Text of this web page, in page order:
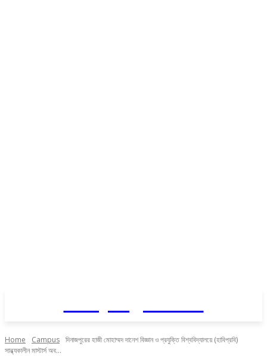
Home Campus দিনাজপুরের হাজী মোহাম্মদ দানেশ বিজ্ঞান ও প্রযুক্তি বিশ্ববিদ্যালয়ে (হাবিপ্রবি)
সান্ধ্যকালীন মাস্টার্স অব...